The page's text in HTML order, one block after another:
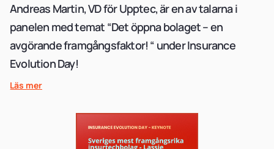
Andreas Martin, VD för Upptec, är en av talarna i
panelen med temat “Det öppna bolaget – en
avgörande framgångsfaktor! “ under Insurance
Evolution Day!
Läs mer